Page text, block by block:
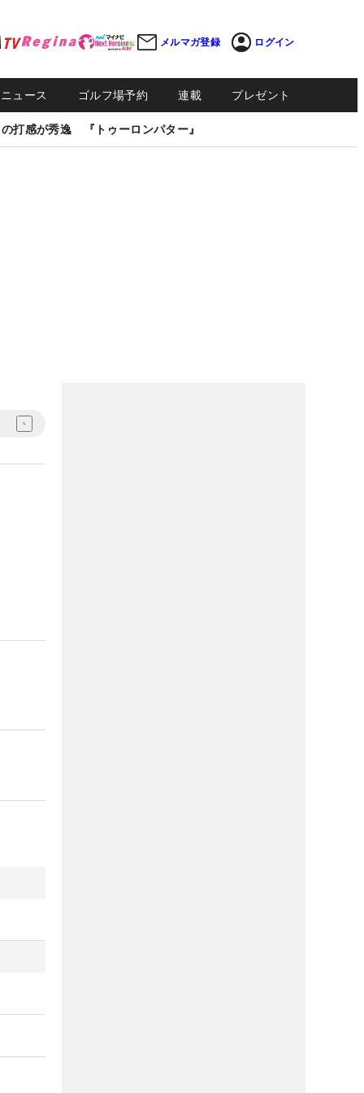
メルマガ登録 ログイン
ュース ゴルフ場予約 連載 プレゼント
打感が秀逸 『トゥーロンパター』